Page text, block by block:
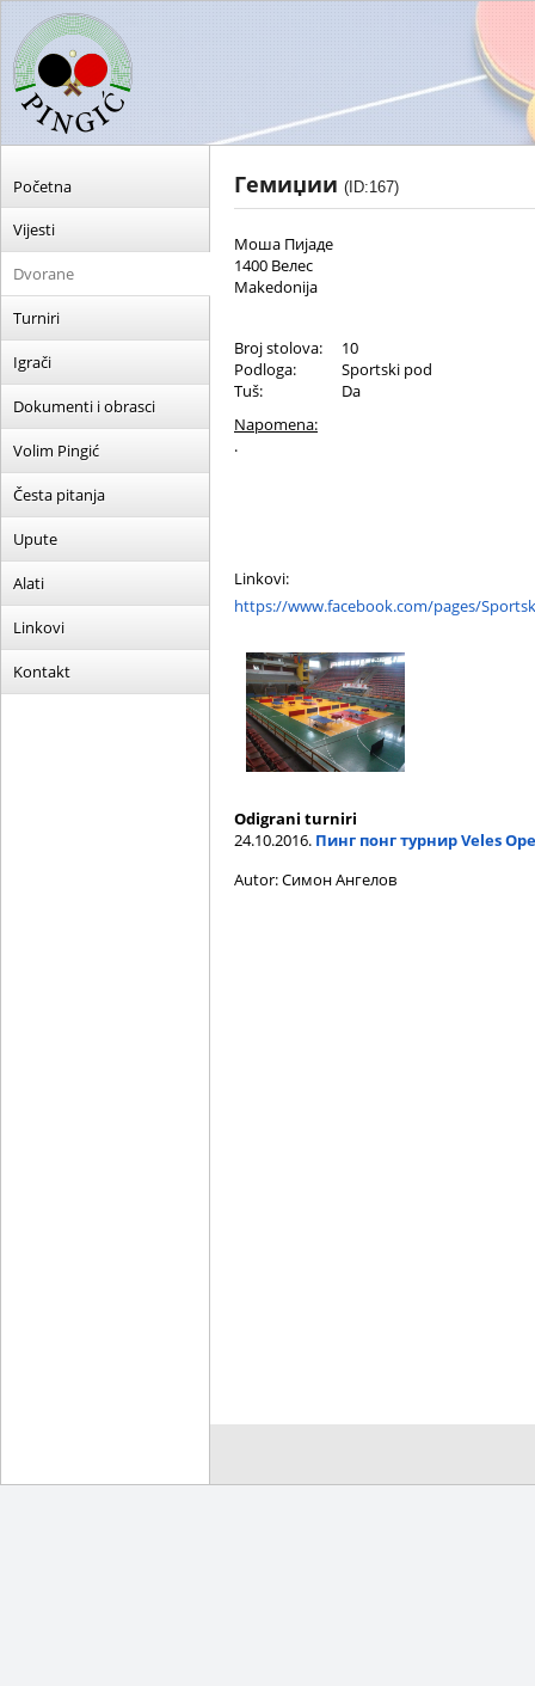
Početna
Vijesti
Dvorane
Turniri
Igrači
Dokumenti i obrasci
Volim Pingić
Česta pitanja
Upute
Alati
Linkovi
Kontakt
Гемиџии (ID:167)
Моша Пијаде
1400 Велес
Makedonija
Broj stolova:
10
Podloga:
Sportski pod
Tuš:
Da
Napomena:
.
Linkovi:
https://www.facebook.com/pages/
Odigrani turniri
24.10.2016. Пинг понг турнир Veles
Autor: Симон Ангелов